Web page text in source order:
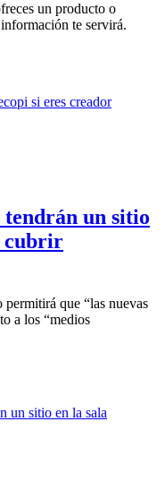
un producto o
te servirá.
tendrán un sitio
cubrir
permitirá que “las nuevas
a los “medios